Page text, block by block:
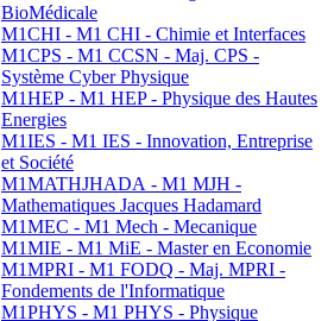
BioMédicale
M1CHI - M1 CHI - Chimie et Interfaces
M1CPS - M1 CCSN - Maj. CPS -
Système Cyber Physique
M1HEP - M1 HEP - Physique des Hautes
Energies
M1IES - M1 IES - Innovation, Entreprise
et Société
M1MATHJHADA - M1 MJH -
Mathematiques Jacques Hadamard
M1MEC - M1 Mech - Mecanique
M1MIE - M1 MiE - Master en Economie
M1MPRI - M1 FODQ - Maj. MPRI -
Fondements de l'Informatique
M1PHYS - M1 PHYS - Physique